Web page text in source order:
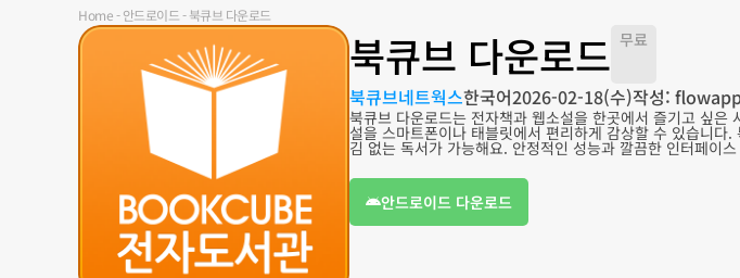
Home-안드로이드-북큐브 다운로드
북큐브 다운로드 무료
북큐브네트웍스한국어2026-02-18(수)작성:
북큐브 다운로드는 전자책과 웹소설을 한곳에서 즐기고 싶
설을 스마트폰이나 태블릿에서 편리하게 감상할 수 있습니
김 없는 독서가 가능해요. 안정적인 성능과 깔끔한 인터페이
안드로이드 다운로드